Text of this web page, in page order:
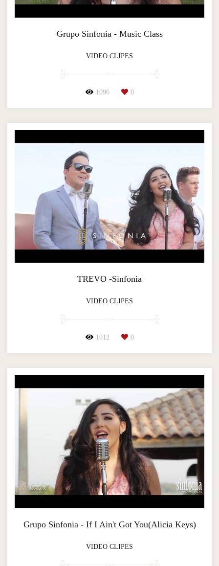
Grupo Sinfonia - Music Class
VIDEO CLIPES
1096 0
TREVO -Sinfonia
VIDEO CLIPES
1012 0
Grupo Sinfonia - If I Ain't Got You(Alicia Keys)
VIDEO CLIPES